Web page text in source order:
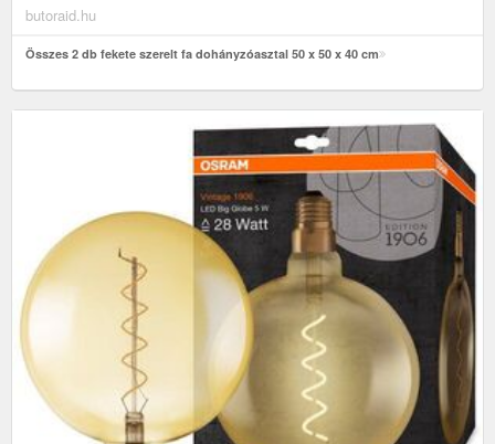
butoraid.hu
Összes 2 db fekete szerelt fa dohányzóasztal 50 x 50 x 40 cm